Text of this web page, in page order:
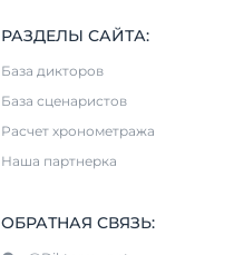
РАЗДЕЛЫ САЙТА:
База дикторов
База сценаристов
Расчет хронометража
Наша партнерка
ОБРАТНАЯ СВЯЗЬ: